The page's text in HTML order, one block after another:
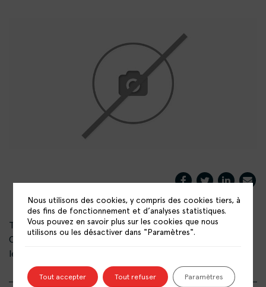
Troisième atelier organisé par Ville Caraïbe avec le
CNFPT et la Caisse des Dépôts. Plus d’informations sur
le site de
Nous utilisons des cookies, y compris des cookies tiers, à
des fins de fonctionnement et d’analyses statistiques.
Vous pouvez en savoir plus sur les cookies que nous
utilisons ou les désactiver dans "Paramètres".
Tout accepter Tout refuser Paramètres